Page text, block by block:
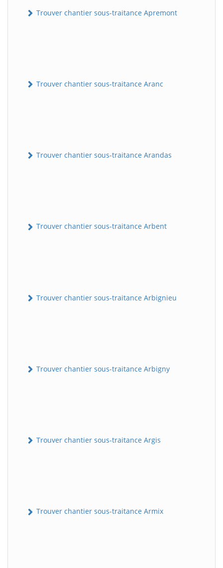
Trouver chantier sous-traitance Apremont
Trouver chantier sous-traitance Aranc
Trouver chantier sous-traitance Arandas
Trouver chantier sous-traitance Arbent
Trouver chantier sous-traitance Arbignieu
Trouver chantier sous-traitance Arbigny
Trouver chantier sous-traitance Argis
Trouver chantier sous-traitance Armix